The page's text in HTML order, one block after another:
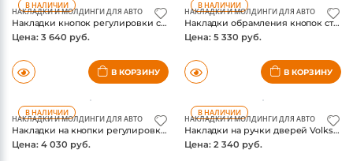
Накладки кнопок регулировки сидений VW Tiguan 2016-, матовый хром
Цена: 3 640 руб.
Накладки обрамления кнопок стеклоподъемников VW Teramont, под карбон
Цена: 5 330 руб.
НАКЛАДКИ И МОЛДИНГИ ДЛЯ АВТО
Накладки на кнопки регулировки сидений VW Teramont, матовый хром
Цена: 4 030 руб.
НАКЛАДКИ И МОЛДИНГИ ДЛЯ АВТО
Накладки на ручки дверей Volkswagen Teramont, бесключевой доступ, хром
Цена: 2 340 руб.